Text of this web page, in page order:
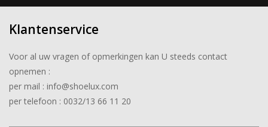
Herenschoenen
Wandelschoenen
Klantenservice
Voor al uw vragen of opmerkingen kan U steeds contact
opnemen :
per mail : info@shoelux.com
per telefoon : 0032/13 66 11 20